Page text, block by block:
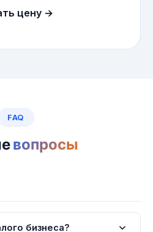
цену →
FAQ
вопросы
бизнеса?